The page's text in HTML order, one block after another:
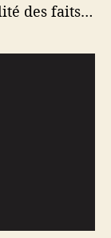
des faits…